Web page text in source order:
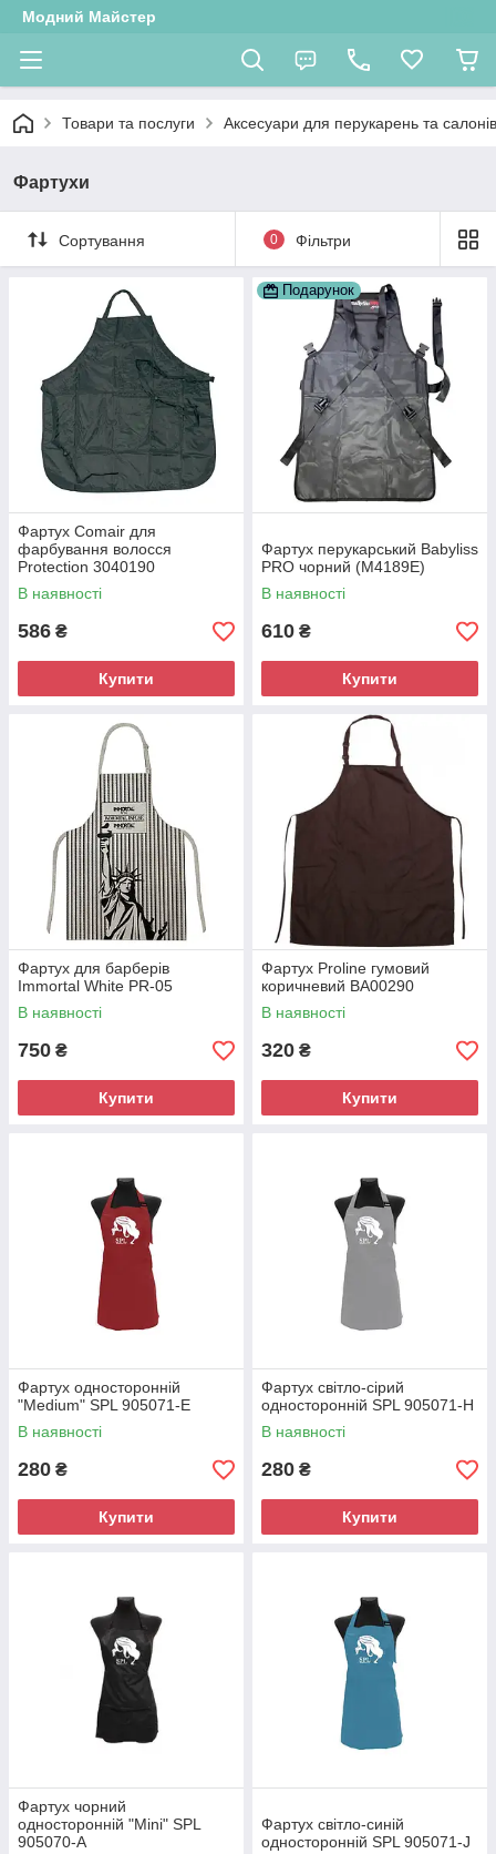
Модний Майстер
Товари та послуги Аксесуари для перукарень та
Фартухи
Сортування 0 Фільтри
Фартух Comair для
фарбування волосся
Protection 3040190
В наявності
586 ₴
Купити
Подарунок
Фартух перукарський Babyliss
PRO чорний (М4189Е)
В наявності
610 ₴
Купити
Фартух для барберів
Immortal White PR-05
В наявності
750 ₴
Купити
Фартух Proline гумовий
коричневий BA00290
В наявності
320 ₴
Купити
Фартух односторонній
"Mеdium" SPL 905071-E
В наявності
280 ₴
Купити
Фартух світло-сірий
односторонній SPL 905071-H
В наявності
280 ₴
Купити
Фартух чорний
односторонній "Mini" SPL
905070-A
Фартух світло-синій
односторонній SPL 905071-J